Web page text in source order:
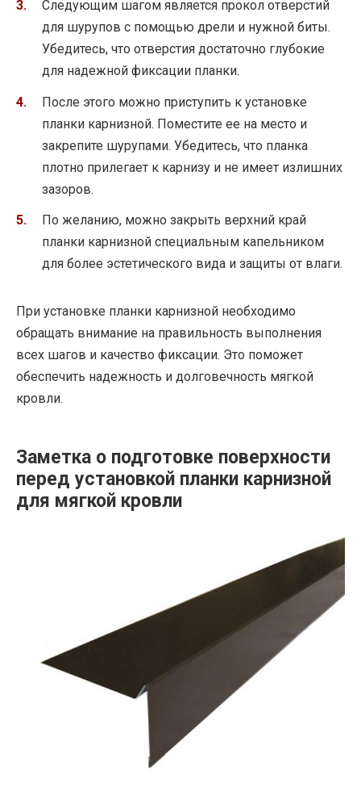
Следующим шагом является прокол отверстий
для шурупов с помощью дрели и нужной биты.
Убедитесь, что отверстия достаточно глубокие
для надежной фиксации планки.
После этого можно приступить к установке
планки карнизной. Поместите ее на место и
закрепите шурупами. Убедитесь, что планка
плотно прилегает к карнизу и не имеет излишних
зазоров.
По желанию, можно закрыть верхний край
планки карнизной специальным капельником
для более эстетического вида и защиты от влаги.
При установке планки карнизной необходимо
обращать внимание на правильность выполнения
всех шагов и качество фиксации. Это поможет
обеспечить надежность и долговечность мягкой
кровли.
Заметка о подготовке поверхности
перед установкой планки карнизной
для мягкой кровли